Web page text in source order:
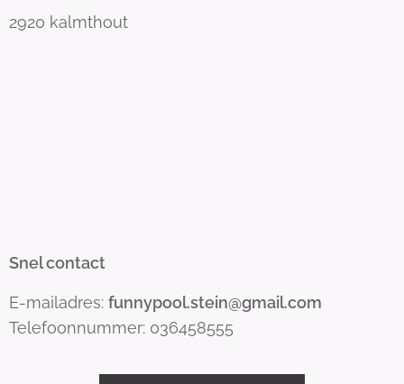
2920 kalmthout
Snel contact
E-mailadres: funnypool.stein@gmail.com
Telefoonnummer: 036458555